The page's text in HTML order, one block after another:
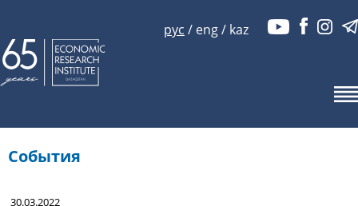
рус / eng/ kaz
События
30.03.2022